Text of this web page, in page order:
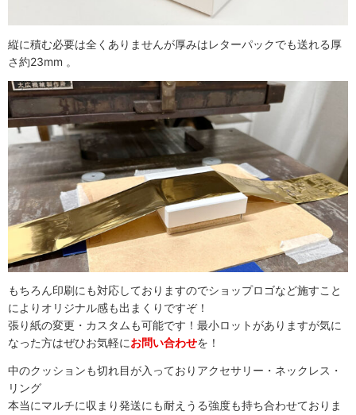
縦に積む必要は全くありませんが厚みはレターパックでも送れる厚
さ約23mm 。
もちろん印刷にも対応しておりますのでショップロゴなど施すこと
によりオリジナル感も出まくりですぞ！
張り紙の変更・カスタムも可能です！最小ロットがありますが気に
なった方はぜひお気軽にお問い合わせを！
中のクッションも切れ目が入っておりアクセサリー・ネックレス・
リング
本当にマルチに収まり発送にも耐えうる強度も持ち合わせておりま